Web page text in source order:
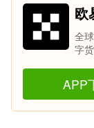
欧
全
字
APP